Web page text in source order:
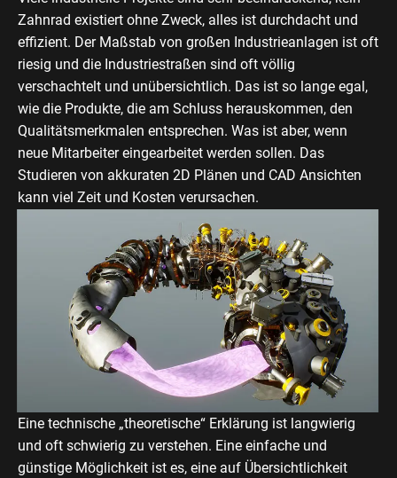
Zahnrad existiert ohne Zweck, alles ist durchdacht und
effizient. Der Maßstab von großen Industrieanlagen ist oft
riesig und die Industriestraßen sind oft völlig
verschachtelt und unübersichtlich. Das ist so lange egal,
wie die Produkte, die am Schluss herauskommen, den
Qualitätsmerkmalen entsprechen. Was ist aber, wenn
neue Mitarbeiter eingearbeitet werden sollen. Das
Studieren von akkuraten 2D Plänen und CAD Ansichten
kann viel Zeit und Kosten verursachen.
Eine technische „theoretische“ Erklärung ist langwierig
und oft schwierig zu verstehen. Eine einfache und
günstige Möglichkeit ist es, eine auf Übersichtlichkeit